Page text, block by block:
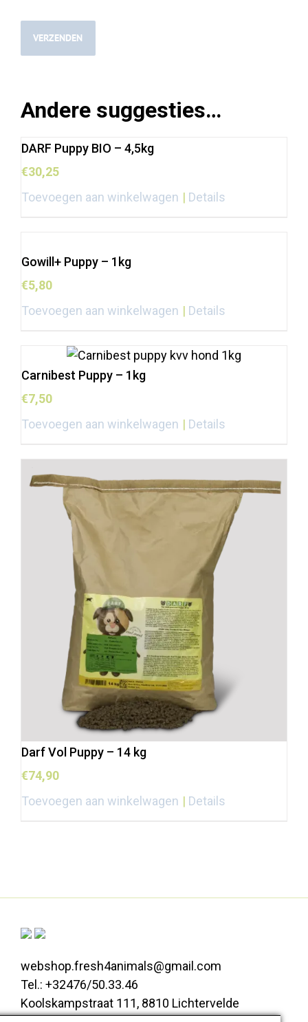
Andere suggesties…
DARF Puppy BIO – 4,5kg
€30,25
Toevoegen aan winkelwagen
Details
Gowill+ Puppy – 1kg
€5,80
Toevoegen aan winkelwagen
Details
Carnibest Puppy – 1kg
€7,50
Toevoegen aan winkelwagen
Details
Darf Vol Puppy – 14 kg
€74,90
Toevoegen aan winkelwagen
Details
webshop.fresh4animals@gmail.com
Tel.: +32476/50.33.46
Koolskampstraat 111, 8810 Lichtervelde